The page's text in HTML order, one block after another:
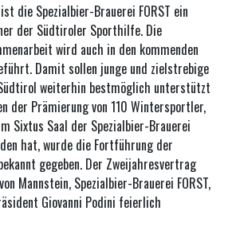
die Spezialbier-Brauerei FORST ein
der Südtiroler Sporthilfe. Die
wird auch in den kommenden
Damit sollen junge und zielstrebige
weiterhin bestmöglich unterstützt
der Prämierung von 110 Wintersportler,
Sixtus Saal der Spezialbier-Brauerei
hat, wurde die Fortführung der
gegeben. Der Zweijahresvertrag
Mannstein, Spezialbier-Brauerei FORST,
Giovanni Podini feierlich